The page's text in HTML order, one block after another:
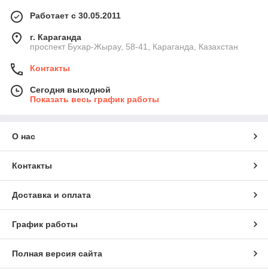
Работает с 30.05.2011
г. Караганда
проспект Бухар-Жырау, 58-41, Караганда, Казахстан
Контакты
Сегодня выходной
Показать весь график работы
О нас
Контакты
Доставка и оплата
График работы
Полная версия сайта